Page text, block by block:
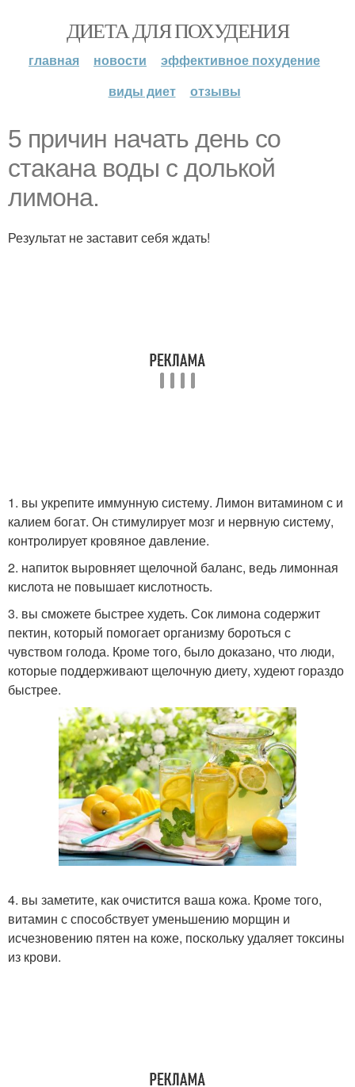
ДИЕТА ДЛЯ ПОХУДЕНИЯ
главная новости
эффективное похудение
виды диет
отзывы
5 причин начать день со
стакана воды c долькой
лимона.
Результат не заставит себя ждать!
1. вы укрепите иммунную систему. Лимон витамином с и
калием богат. Он стимулирует мозг и нервную систему,
контролирует кровяное давление.
2. напиток выровняет щелочной баланс, ведь лимонная
кислота не повышает кислотность.
3. вы сможете быстрее худеть. Сок лимона содержит
пектин, который помогает организму бороться с
чувством голода. Кроме того, было доказано, что люди,
которые поддерживают щелочную диету, худеют гораздо
быстрее.
4. вы заметите, как очистится ваша кожа. Кроме того,
витамин с способствует уменьшению морщин и
исчезновению пятен на коже, поскольку удаляет токсины
из крови.